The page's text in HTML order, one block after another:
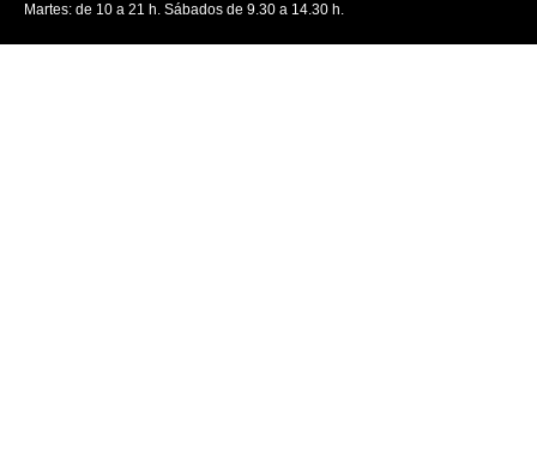
Martes: de 10 a 21 h. Sábados de 9.30 a 14.30 h.